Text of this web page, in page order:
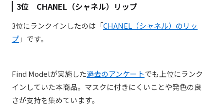
3位 CHANEL（シャネル）リップ
3位にランクインしたのは「CHANEL（シャネル）のリッ
プ」です。
Find Modelが実施した過去のアンケートでも上位にランク
インしていた本商品。マスクに付きにくいことや発色の良
さが支持を集めています。